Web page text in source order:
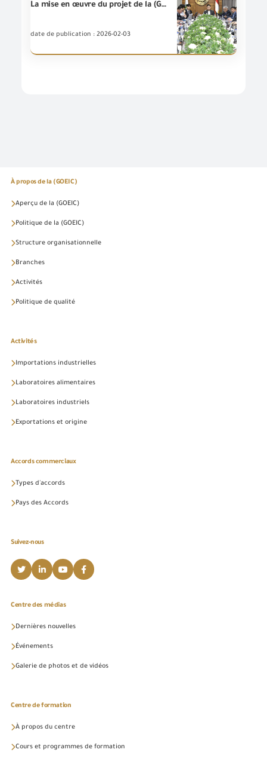
La mise en œuvre du projet de la (GOEIC) visant à établir une Plate-forme numérique pour l'inspection basée sur les risques et le suivi pour faciliter le mouvement du commerce en Égypte a commencé, et cela est financée par l'Agence coréenne de coopération internationale (KOICA) avec une subvention d'un million de dollars américains.
date de publication : 2026-02-03
À propos de la (GOEIC)
Aperçu de la (GOEIC)
Politique de la (GOEIC)
Structure organisationnelle
Branches
Activités
Politique de qualité
Activités
Importations industrielles
Laboratoires alimentaires
Laboratoires industriels
Exportations et origine
Accords commerciaux
Types d'accords
Pays des Accords
Suivez-nous
Centre des médias
Dernières nouvelles
Événements
Galerie de photos et de vidéos
Centre de formation
À propos du centre
Cours et programmes de formation